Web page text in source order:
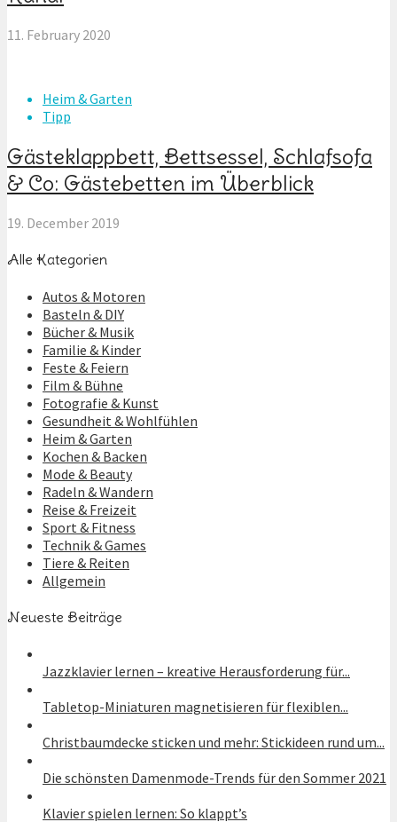
11. February 2020
Heim & Garten
Tipp
Gästeklappbett, Bettsessel, Schlafsofa
& Co: Gästebetten im Überblick
19. December 2019
Alle Kategorien
Autos & Motoren
Basteln & DIY
Bücher & Musik
Familie & Kinder
Feste & Feiern
Film & Bühne
Fotografie & Kunst
Gesundheit & Wohlfühlen
Heim & Garten
Kochen & Backen
Mode & Beauty
Radeln & Wandern
Reise & Freizeit
Sport & Fitness
Technik & Games
Tiere & Reiten
Allgemein
Neueste Beiträge
Jazzklavier lernen – kreative Herausforderung für...
Tabletop-Miniaturen magnetisieren für flexiblen...
Christbaumdecke sticken und mehr: Stickideen rund um...
Die schönsten Damenmode-Trends für den Sommer 2021
Klavier spielen lernen: So klappt’s